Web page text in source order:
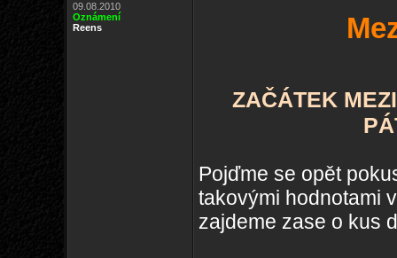
09.08.2010
Oznámení
Reens
ZAČÁTEK
Pojďme se opět
takovými hodnotami
zajdeme zase o kus